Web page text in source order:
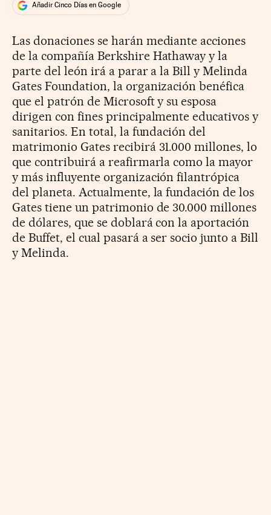
Añadir Cinco Días en Google
Las donaciones se harán mediante acciones
de la compañía Berkshire Hathaway y la
parte del león irá a parar a la Bill y Melinda
Gates Foundation, la organización benéfica
que el patrón de Microsoft y su esposa
dirigen con fines principalmente educativos y
sanitarios. En total, la fundación del
matrimonio Gates recibirá 31.000 millones, lo
que contribuirá a reafirmarla como la mayor
y más influyente organización filantrópica
del planeta. Actualmente, la fundación de los
Gates tiene un patrimonio de 30.000 millones
de dólares, que se doblará con la aportación
de Buffet, el cual pasará a ser socio junto a Bill
y Melinda.